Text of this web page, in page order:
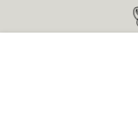
Zum Hauptinhalt